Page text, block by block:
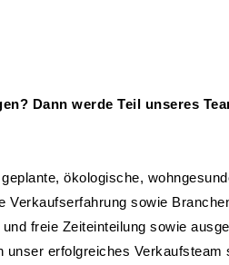
Dann werde Teil unseres
ökologische,
sowie
freie Zeiteinteilung sowie
erfolgreiches